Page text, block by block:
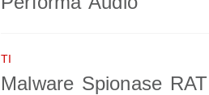
TI
Malware Spionase